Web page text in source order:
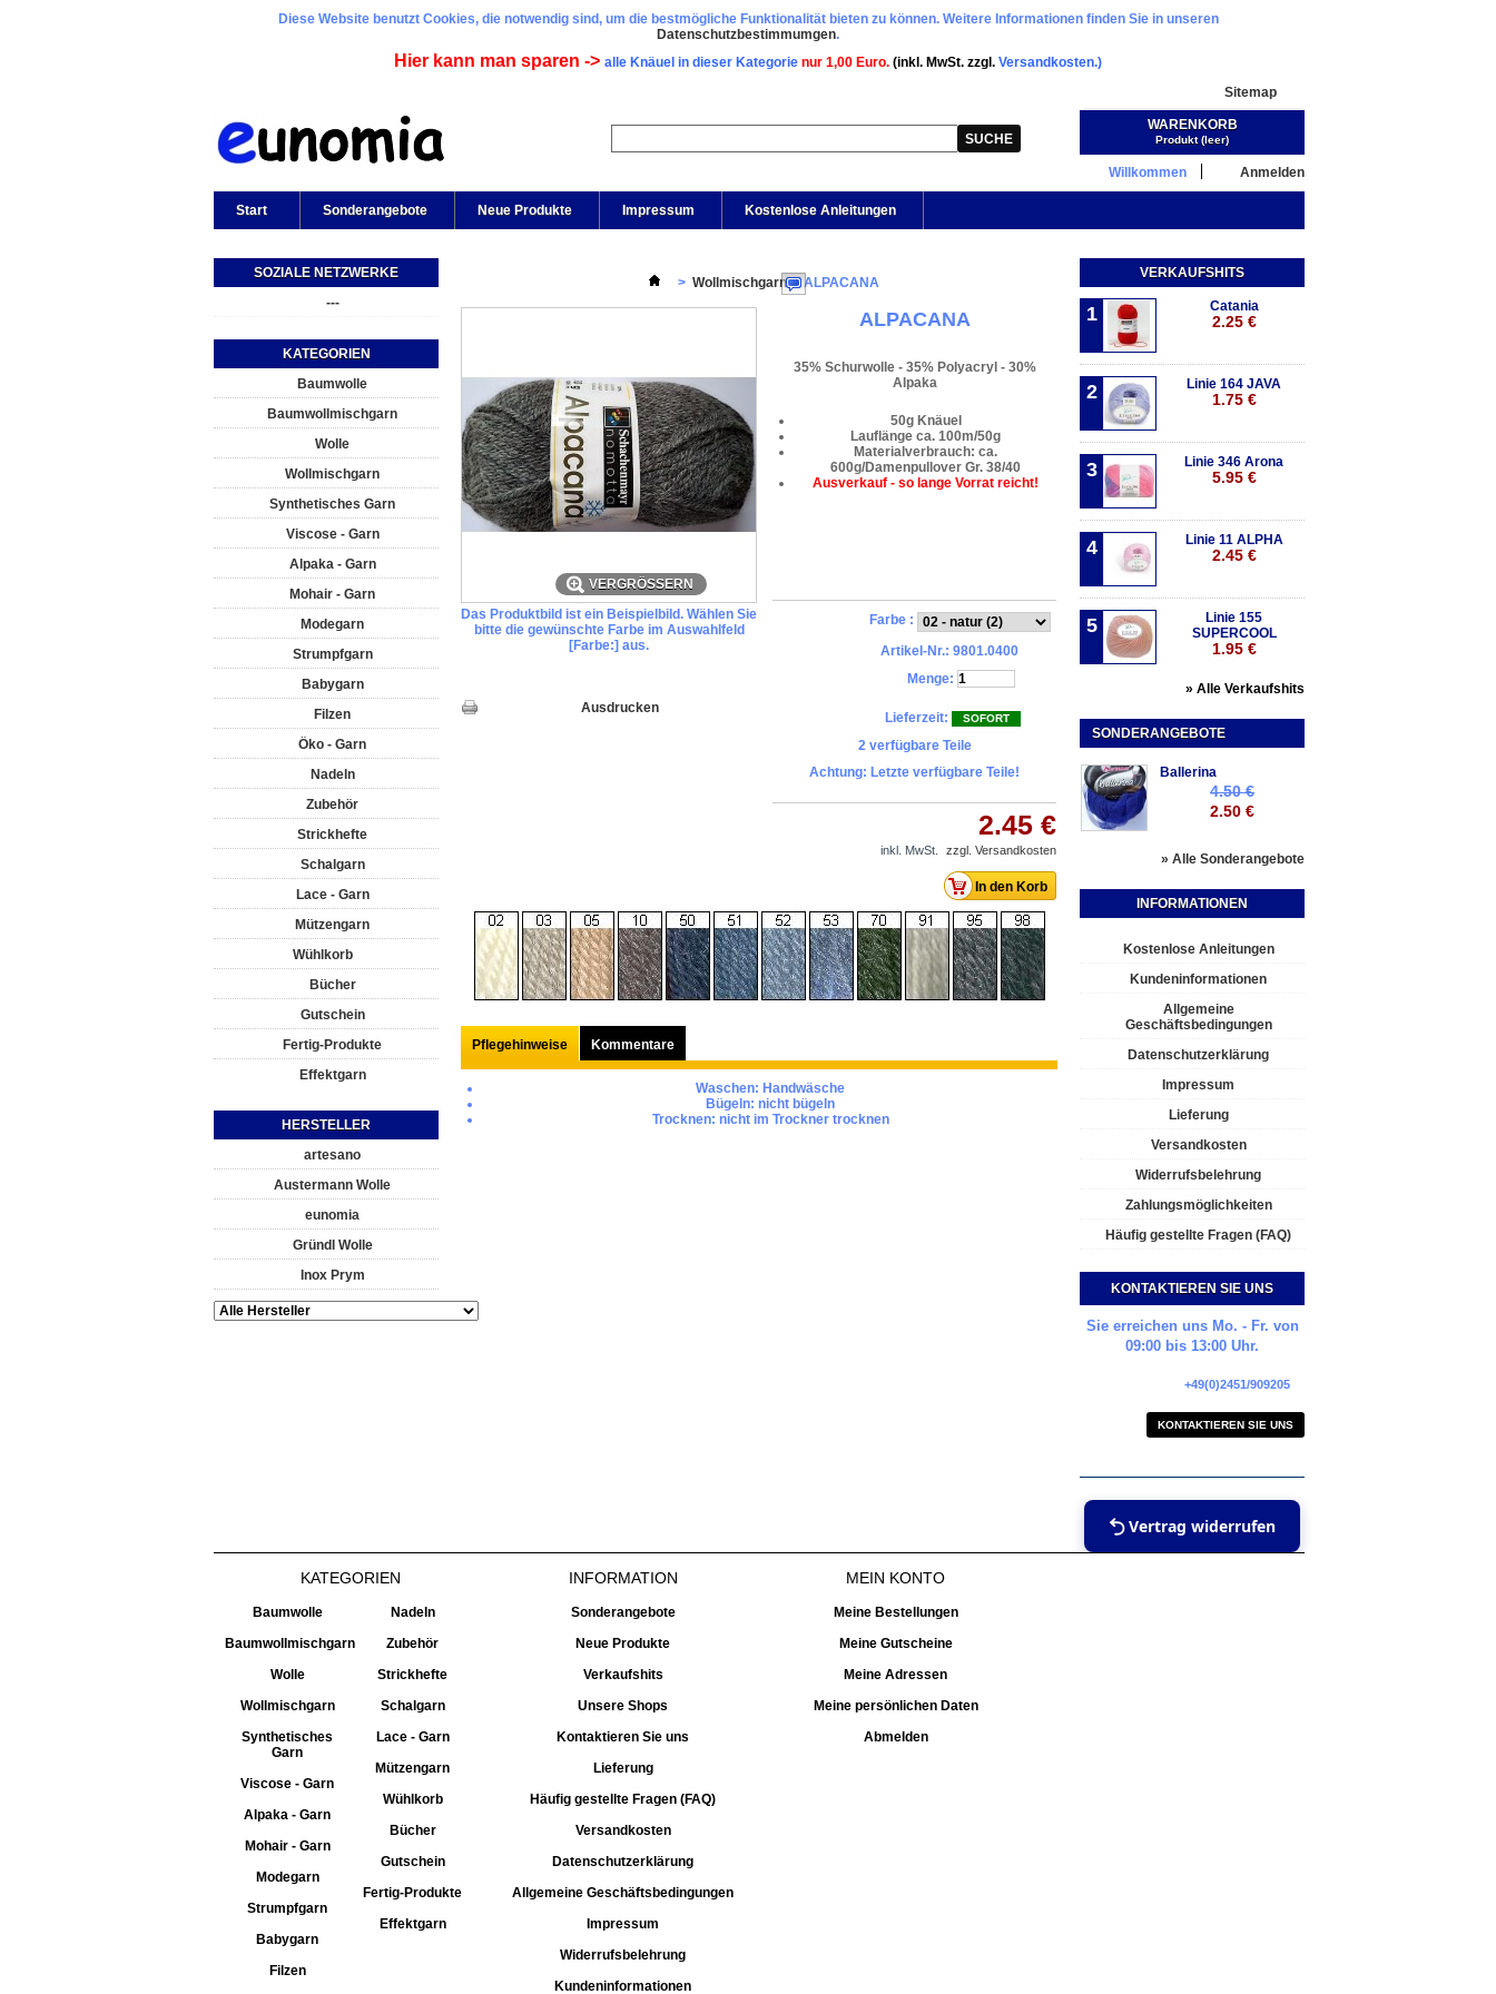
Diese Website benutzt Cookies, die notwendig sind, um die bestmögliche Funktionalität bieten zu können. Weitere Informationen finden Sie in unseren
Datenschutzbestimmumgen.
Hier kann man sparen -> alle Knäuel in dieser Kategorie nur 1,00 Euro. (inkl. MwSt. zzgl. Versandkosten.)
Sitemap
Warenkorb:(Leer)
Willkommen Anmelden
Start Sonderangebote Neue Produkte Impressum Kostenlose Anleitungen
WARENKORB
Produkt (leer)
SOZIALE NETZWERKE
---
KATEGORIEN
Baumwolle
Baumwollmischgarn
Wolle
Wollmischgarn
Synthetisches Garn
Viscose - Garn
Alpaka - Garn
Mohair - Garn
Modegarn
Strumpfgarn
Babygarn
Filzen
Öko - Garn
Nadeln
Zubehör
Strickhefte
Schalgarn
Lace - Garn
Mützengarn
Wühlkorb
Bücher
Gutschein
Fertig-Produkte
Effektgarn
HERSTELLER
artesano
Austermann Wolle
eunomia
Gründl Wolle
Inox Prym
> Wollmischgarn > ALPACANA
VERGRÖSSERN
Das Produktbild ist ein Beispielbild. Wählen Sie
bitte die gewünschte Farbe im Auswahlfeld
[Farbe:] aus.
Ausdrucken
ALPACANA
35% Schurwolle - 35% Polyacryl - 30%
Alpaka
50g Knäuel
Lauflänge ca. 100m/50g
Materialverbrauch: ca.
600g/Damenpullover Gr. 38/40
Ausverkauf - so lange Vorrat reicht!
Farbe :
Artikel-Nr.: 9801.0400
Menge:
Lieferzeit: SOFORT
2 verfügbare Teile
Achtung: Letzte verfügbare Teile!
2.45 €
inkl. MwSt. zzgl. Versandkosten
Pflegehinweise Kommentare
Waschen: Handwäsche
Bügeln: nicht bügeln
Trocknen: nicht im Trockner trocknen
VERKAUFSHITS
1 Catania
2.25 €
2 Linie 164 JAVA
1.75 €
3 Linie 346 Arona
5.95 €
4 Linie 11 ALPHA
2.45 €
5
Linie 155
SUPERCOOL
1.95 €
» Alle Verkaufshits
SONDERANGEBOTE
Ballerina
4.50 €
2.50 €
» Alle Sonderangebote
INFORMATIONEN
Kostenlose Anleitungen
Kundeninformationen
Allgemeine
Geschäftsbedingungen
Datenschutzerklärung
Impressum
Lieferung
Versandkosten
Widerrufsbelehrung
Zahlungsmöglichkeiten
Häufig gestellte Fragen (FAQ)
KONTAKTIEREN SIE UNS
Sie erreichen uns Mo. - Fr. von
09:00 bis 13:00 Uhr.
+49(0)2451/909205
KONTAKTIEREN SIE UNS
Vertrag widerrufen
KATEGORIEN
Baumwolle
Baumwollmischgarn
Wolle
Wollmischgarn
Synthetisches
Garn
Viscose - Garn
Alpaka - Garn
Mohair - Garn
Modegarn
Strumpfgarn
Babygarn
Filzen
Nadeln
Zubehör
Strickhefte
Schalgarn
Lace - Garn
Mützengarn
Wühlkorb
Bücher
Gutschein
Fertig-Produkte
Effektgarn
INFORMATION
Sonderangebote
Neue Produkte
Verkaufshits
Unsere Shops
Kontaktieren Sie uns
Lieferung
Häufig gestellte Fragen (FAQ)
Versandkosten
Datenschutzerklärung
Allgemeine Geschäftsbedingungen
Impressum
Widerrufsbelehrung
Kundeninformationen
MEIN KONTO
Meine Bestellungen
Meine Gutscheine
Meine Adressen
Meine persönlichen Daten
Abmelden